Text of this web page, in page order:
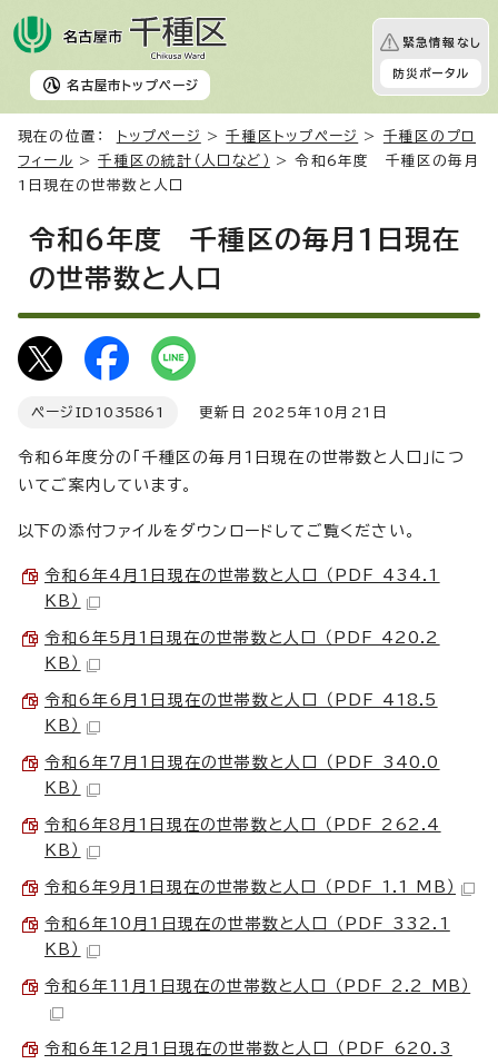
名古屋市 トップページ
緊急情報なし
防災ポータル
現在の位置： トップページ >千種区トップページ > 千種区のプロ
フィール >千種区の統計（人口など）
> 令和6年度 千種区の毎月
1日現在の世帯数と人口
令和6年度 千種区の毎月1日現在
の世帯数と人口
ページID 1035861 更新日 2025年10月21日
令和6年度分の「千種区の毎月1日現在の世帯数と人口」につ
いてご案内しています。
以下の添付ファイルをダウンロードしてご覧ください。
令和6年4月1日現在の世帯数と人口 （PDF 434.1
KB）
令和6年5月1日現在の世帯数と人口 （PDF 420.2
KB）
令和6年6月1日現在の世帯数と人口 （PDF 418.5
KB）
令和6年7月1日現在の世帯数と人口 （PDF 340.0
KB）
令和6年8月1日現在の世帯数と人口 （PDF 262.4
KB）
令和6年9月1日現在の世帯数と人口 （PDF 1.1 MB）
令和6年10月1日現在の世帯数と人口 （PDF 332.1
KB）
令和6年11月1日現在の世帯数と人口 （PDF 2.2 MB）
令和6年12月1日現在の世帯数と人口 （PDF 620.3